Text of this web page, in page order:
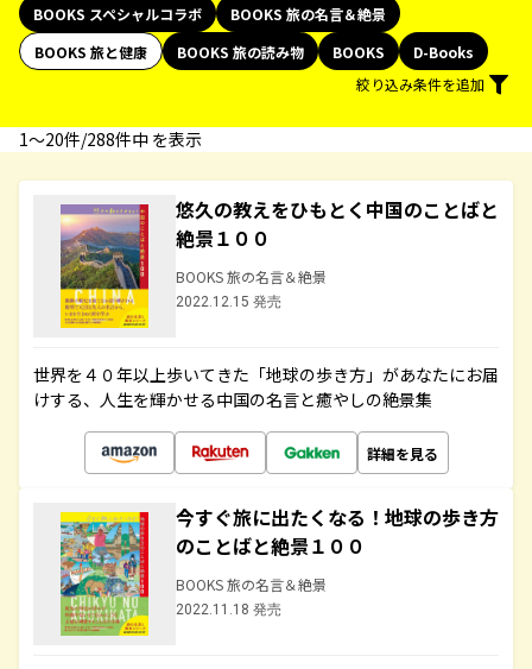
BOOKS スペシャルコラボ
BOOKS 旅の名言＆絶景
BOOKS 旅と健康
BOOKS 旅の読み物 BOOKS
D-Books
絞り込み条件を追加
1〜20件/288件中 を表示
悠久の教えをひもとく中国のことばと
絶景１００
BOOKS 旅の名言＆絶景
2022.12.15 発売
世界を４０年以上歩いてきた「地球の歩き方」があなたにお届
けする、人生を輝かせる中国の名言と癒やしの絶景集
詳細を見る
今すぐ旅に出たくなる！地球の歩き方
のことばと絶景１００
BOOKS 旅の名言＆絶景
2022.11.18 発売